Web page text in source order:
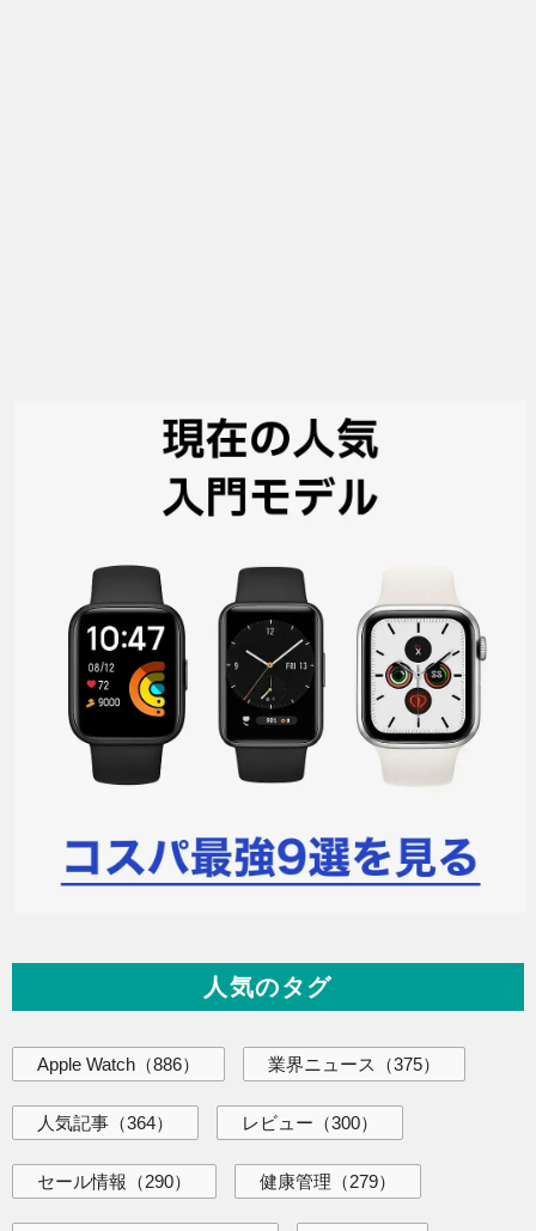
人気のタグ
Apple Watch （886） 業界ニュース （375）
人気記事 （364） レビュー （300）
セール情報 （290） 健康管理 （279）